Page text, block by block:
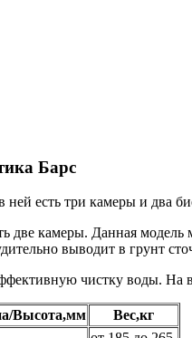
Барс
есть три камеры и два
камеры. Данная модель
выводит в грунт
чистку воды.
Высота,мм
Вес,кг